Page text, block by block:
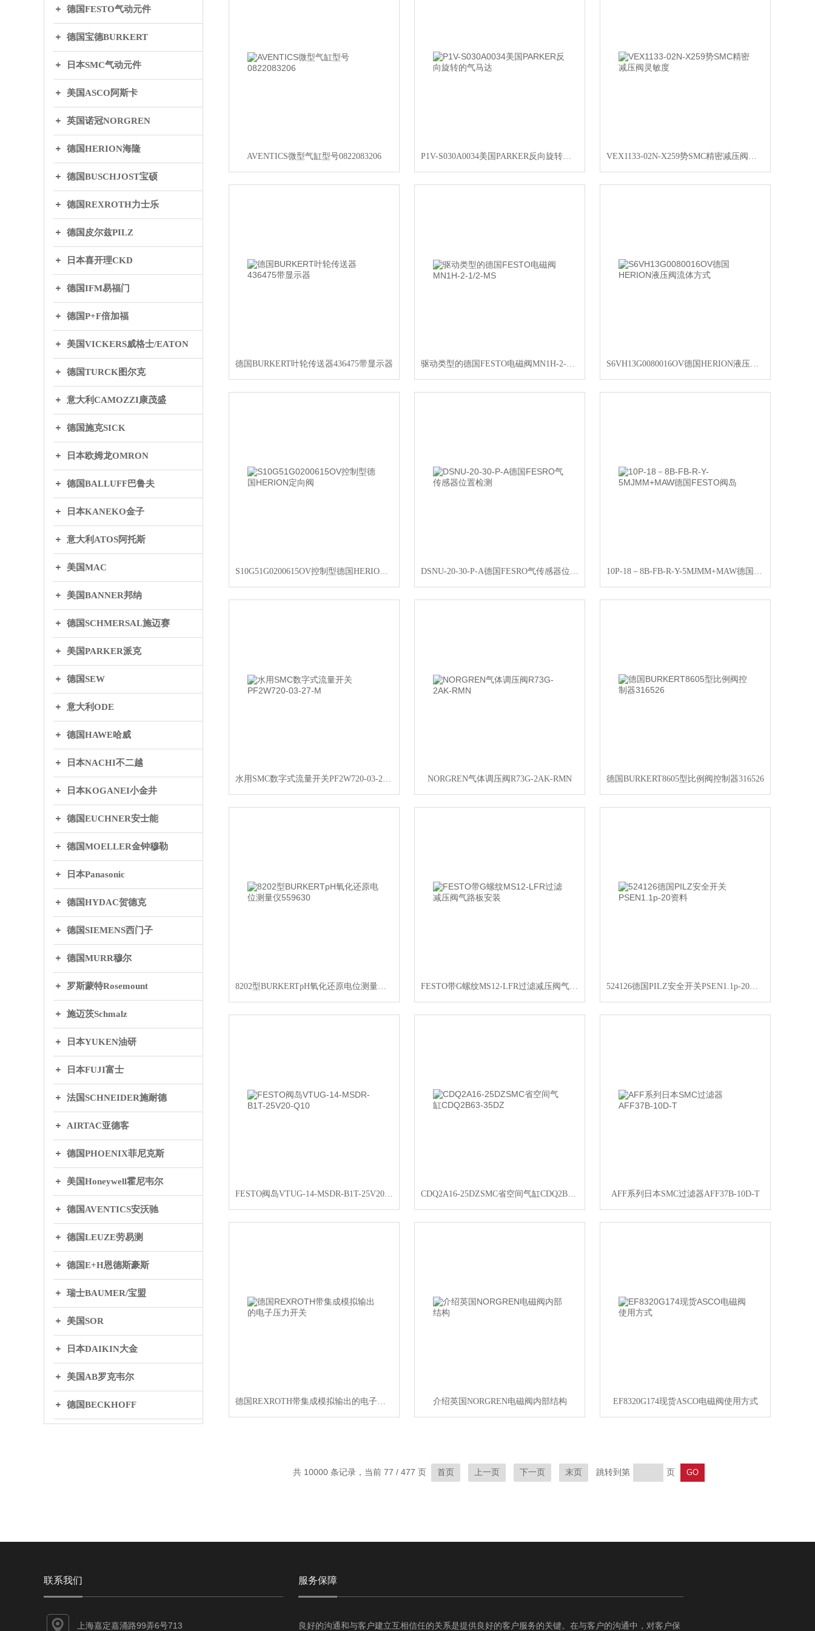
德国FESTO气动元件
德国宝德BURKERT
日本SMC气动元件
美国ASCO阿斯卡
英国诺冠NORGREN
德国HERION海隆
德国BUSCHJOST宝硕
德国REXROTH力士乐
德国皮尔兹PILZ
日本喜开理CKD
德国IFM易福门
德国P+F倍加福
美国VICKERS威格士/EATON
德国TURCK图尔克
意大利CAMOZZI康茂盛
德国施克SICK
日本欧姆龙OMRON
德国BALLUFF巴鲁夫
日本KANEKO金子
意大利ATOS阿托斯
美国MAC
美国BANNER邦纳
德国SCHMERSAL施迈赛
美国PARKER派克
德国SEW
意大利ODE
德国HAWE哈威
日本NACHI不二越
日本KOGANEI小金井
德国EUCHNER安士能
德国MOELLER金钟穆勒
日本Panasonic
德国HYDAC贺德克
德国SIEMENS西门子
德国MURR穆尔
罗斯蒙特Rosemount
施迈茨Schmalz
日本YUKEN油研
日本FUJI富士
法国SCHNEIDER施耐德
AIRTAC亚德客
德国PHOENIX菲尼克斯
美国Honeywell霍尼韦尔
德国AVENTICS安沃驰
德国LEUZE劳易测
德国E+H恩德斯豪斯
瑞士BAUMER/宝盟
美国SOR
日本DAIKIN大金
美国AB罗克韦尔
德国BECKHOFF
AVENTICS微型气缸型号0822083206 P1V-S030A0034美国PARKER反向旋转的气马达 VEX1133-02N-X259势SMC精密减压阀灵敏度
德国BURKERT叶轮传送器436475带显示器 驱动类型的德国FESTO电磁阀MN1H-2-1/2-MS S6VH13G0080016OV德国HERION液压阀流体方式
S10G51G0200615OV控制型德国HERION定向阀 DSNU-20-30-P-A德国FESRO气传感器位置检测 10P-18－8B-FB-R-Y-5MJMM+MAW德国FESTO阀岛
水用SMC数字式流量开关PF2W720-03-27-M NORGREN气体调压阀R73G-2AK-RMN 德国BURKERT8605型比例阀控制器316526
8202型BURKERTpH氧化还原电位测量仪559630 FESTO带G螺纹MS12-LFR过滤减压阀气路板安装 524126德国PILZ安全开关PSEN1.1p-20资料
FESTO阀岛VTUG-14-MSDR-B1T-25V20-Q10 CDQ2A16-25DZSMC省空间气缸CDQ2B63-35DZ AFF系列日本SMC过滤器AFF37B-10D-T
德国REXROTH带集成模拟输出的电子压力开关 介绍英国NORGREN电磁阀内部结构 EF8320G174现货ASCO电磁阀使用方式
共 10000 条记录，当前 77 / 477 页 首页 上一页 下一页 末页 跳转到第 页
联系我们
上海嘉定嘉涌路99弄6号713
服务保障
良好的沟通和与客户建立互相信任的关系是提供良好的客户服务的关键。在与客户的沟通中，对客户保